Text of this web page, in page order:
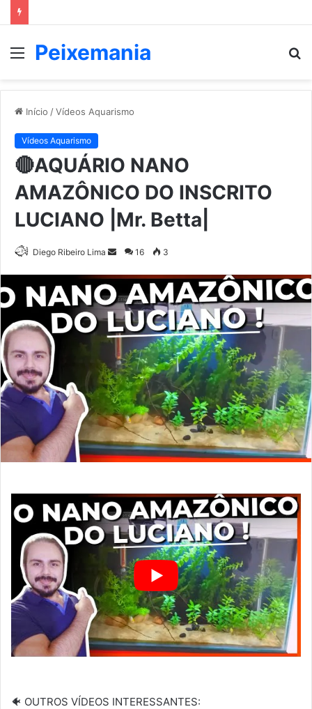
Menu
Peixemania
Início /Vídeos Aquarismo
Vídeos Aquarismo
🔴AQUÁRIO NANO
AMAZÔNICO DO INSCRITO
LUCIANO |Mr. Betta|
Diego Ribeiro Lima
Mande
mail
16 3
🐠 OUTROS VÍDEOS INTERESSANTES: